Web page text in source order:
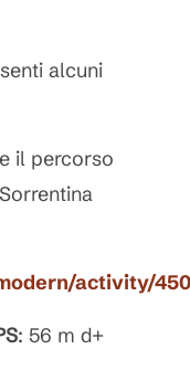
alcuni
il percorso
activity/
: 56 m d+